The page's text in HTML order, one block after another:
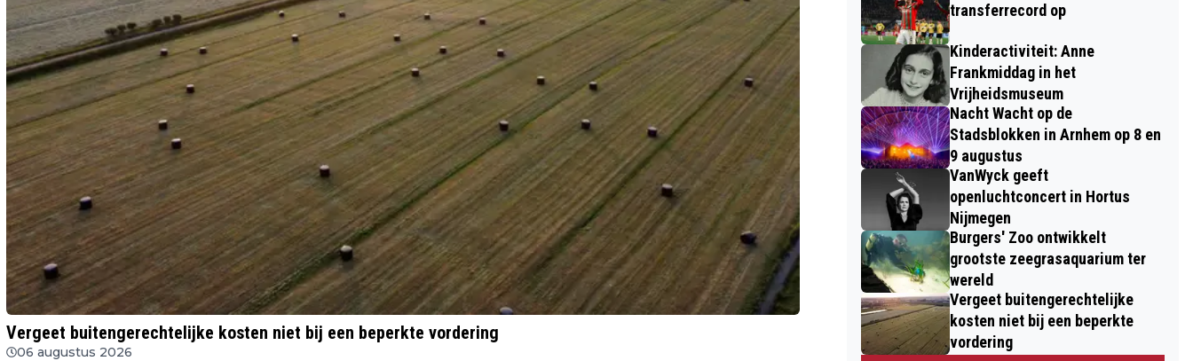
Vergeet buitengerechtelijke kosten niet bij een beperkte vordering
06 augustus 2026
transferrecord op
Kinderactiviteit: Anne
Frankmiddag in het
Vrijheidsmuseum
Nacht Wacht op de
Stadsblokken in Arnhem op 8 en
9 augustus
VanWyck geeft
openluchtconcert in Hortus
Nijmegen
Burgers' Zoo ontwikkelt
grootste zeegrasaquarium ter
wereld
Vergeet buitengerechtelijke
kosten niet bij een beperkte
vordering